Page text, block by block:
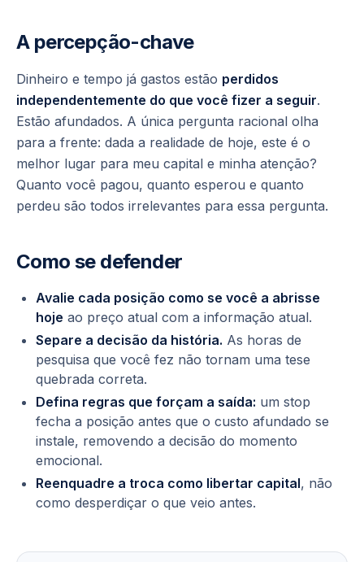
A percepção-chave
Dinheiro e tempo já gastos estão perdidos
independentemente do que você fizer a seguir.
Estão afundados. A única pergunta racional olha
para a frente: dada a realidade de hoje, este é o
melhor lugar para meu capital e minha atenção?
Quanto você pagou, quanto esperou e quanto
perdeu são todos irrelevantes para essa pergunta.
Como se defender
Avalie cada posição como se você a abrisse
hoje ao preço atual com a informação atual.
Separe a decisão da história. As horas de
pesquisa que você fez não tornam uma tese
quebrada correta.
Defina regras que forçam a saída: um stop
fecha a posição antes que o custo afundado se
instale, removendo a decisão do momento
emocional.
Reenquadre a troca como libertar capital, não
como desperdiçar o que veio antes.